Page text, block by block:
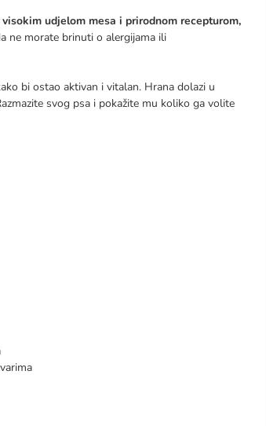
visokim udjelom mesa i prirodnom recepturom,
ne morate brinuti o alergijama ili
bi ostao aktivan i vitalan. Hrana dolazi u
svog psa i pokažite mu koliko ga volite